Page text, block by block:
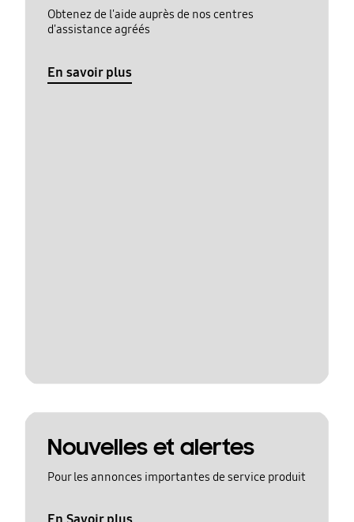
Obtenez de l'aide auprès de nos centres
d'assistance agréés
En savoir plus
Nouvelles et alertes
Pour les annonces importantes de service produit